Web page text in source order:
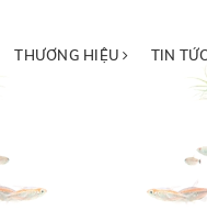
THƯƠNG HIỆU TIN